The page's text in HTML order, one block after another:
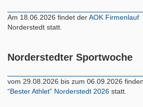
Am 18.06.2026 findet derAOK Firmenlauf
Norderstedt statt.
Norderstedter Sportwoche
vom 29.08.2026 bis zum 06.09.2026
“Bester Athlet” Norderstedt 2026 statt.